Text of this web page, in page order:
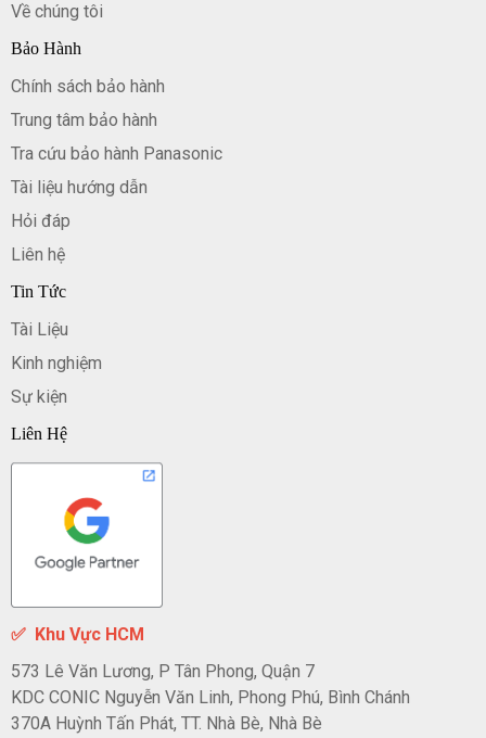
Về chúng tôi
Bảo Hành
Chính sách bảo hành
Trung tâm bảo hành
Tra cứu bảo hành Panasonic
Tài liệu hướng dẫn
Hỏi đáp
Liên hệ
Tin Tức
Tài Liệu
Kinh nghiệm
Sự kiện
Liên Hệ
✅ Khu Vực HCM
573 Lê Văn Lương, P Tân Phong, Quận 7
KDC CONIC Nguyễn Văn Linh, Phong Phú, Bình Chánh
370A Huỳnh Tấn Phát, TT. Nhà Bè, Nhà Bè